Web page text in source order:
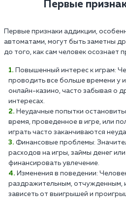
Первые
Первые признаки аддикции,
автоматами, могут быть заметны
до того, как сам человек осознает
Повышенный интерес к играм:
проводить все больше времени у
онлайн-казино, часто забывая о
интересах.
Неудачные попытки
время, проведенное в игре, или
играть часто заканчиваются
Финансовые проблемы:
расходов на игры, займы денег
финансировать увлечение.
Изменения в поведении:
раздражительным, отчужденным,
зависеть от выигрышей и